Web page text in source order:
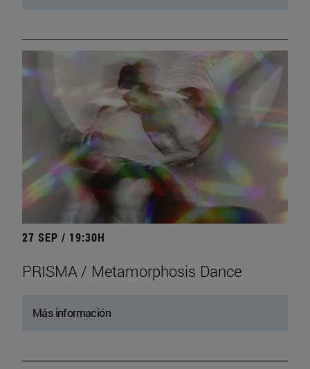
27 SEP / 19:30H
PRISMA / Metamorphosis Dance
Más información